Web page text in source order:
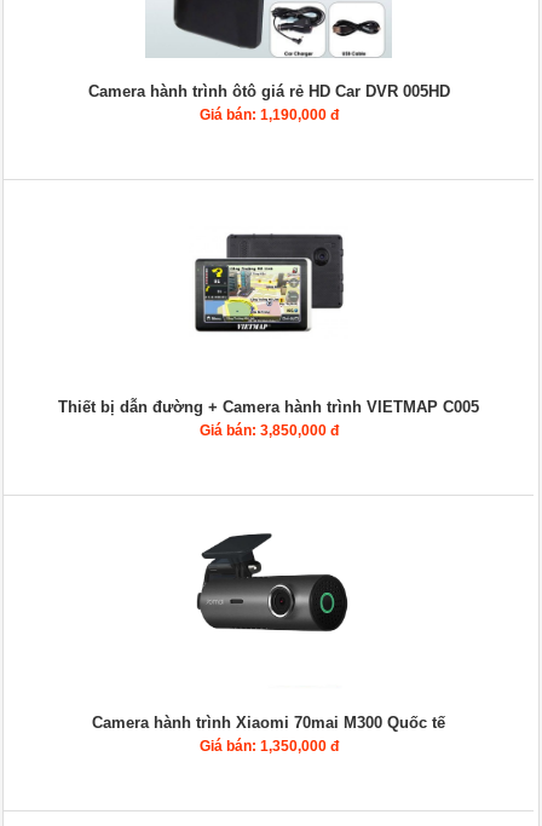
Camera hành trình ôtô giá rẻ HD Car DVR 005HD
Giá bán: 1,190,000 đ
Thiết bị dẫn đường + Camera hành trình VIETMAP C005
Giá bán: 3,850,000 đ
Camera hành trình Xiaomi 70mai M300 Quốc tế
Giá bán: 1,350,000 đ